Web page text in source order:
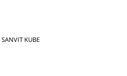
SANVIT KUBE